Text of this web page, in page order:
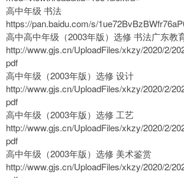
高中年级 书法
https://pan.baidu.com/s/
高中高中年级（2003年版）选修 书法广东教
http://www.gjs.cn/UploadFiles/xkzy/2020/2/
pdf
高中年级（2003年版）选修 设计
http://www.gjs.cn/UploadFiles/xkzy/2020/2/
pdf
高中年级（2003年版）选修 工艺
http://www.gjs.cn/UploadFiles/xkzy/2020/2/
pdf
高中年级（2003年版）选修 美术鉴赏
http://www.gjs.cn/UploadFiles/xkzy/2020/2/